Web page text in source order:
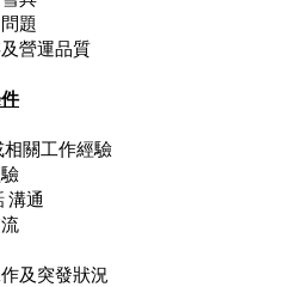
題
營運品質
關工作經驗
溝通
及突發狀況